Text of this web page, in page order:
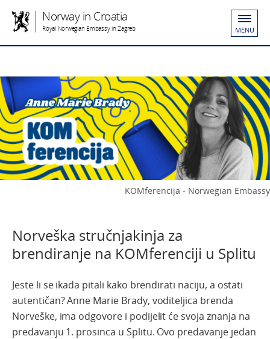
Norway in Croatia
Royal Norwegian Embassy in Zagreb MENU
KOMferencija - Norwegian Embassy
Norveška stručnjakinja za
brendiranje na KOMferenciji u Splitu
Jeste li se ikada pitali kako brendirati naciju, a ostati
autentičan? Anne Marie Brady, voditeljica brenda
Norveške, ima odgovore i podijelit će svoja znanja na
predavanju 1. prosinca u Splitu. Ovo predavanje jedan